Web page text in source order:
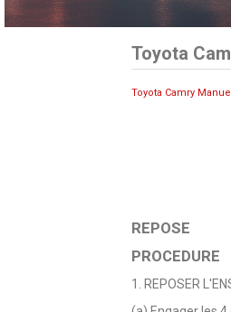
Toyota
Toyota Camry
REPOSE
PROCEDURE
1. REPOSER